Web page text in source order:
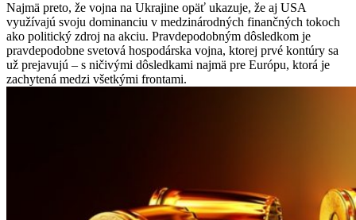
Najmä preto, že vojna na Ukrajine opäť ukazuje, že aj USA
využívajú svoju dominanciu v medzinárodných finančných tokoch
ako politický zdroj na akciu. Pravdepodobným dôsledkom je
pravdepodobne svetová hospodárska vojna, ktorej prvé kontúry sa
už prejavujú – s ničivými dôsledkami najmä pre Európu, ktorá je
zachytená medzi všetkými frontami.